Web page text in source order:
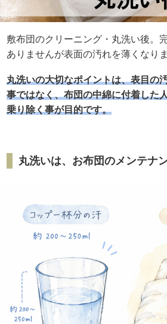
敷布団のクリーニング・丸洗い後。
ありませんが表面の汚れを薄くなりま
丸洗いの大切なポイントは、表目の
事ではなく、布団の中綿に付着した
乗り除く事が目的です。
丸洗いは、お布団のメンテナ